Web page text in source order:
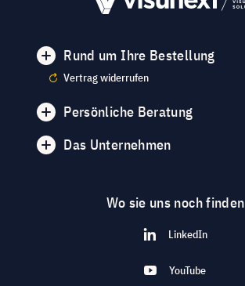
Rund um Ihre Bestellung
Vertrag widerrufen
Persönliche Beratung
Das Unternehmen
Wo sie uns noch finden
LinkedIn
YouTube